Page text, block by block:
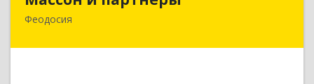
Феодосия
298112, Крым Респ, Феодосия г, Крымская ул,